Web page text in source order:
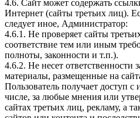
4.6. Сайт может содержать
Интернет (сайты третьих лиц).
следует иное, Администратор:
4.6.1. Не проверяет сайты
соответствие тем или иным
полноты, законности и т.п.).
4.6.2. Не несет
материалы, размещенные на
Пользователь получает доступ
числе, за любые мнения или
сайтах третьих лиц, рекламу, а